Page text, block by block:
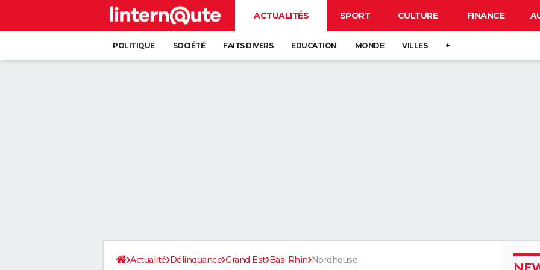
ACTUALITÉS SPORT CULTURE FINANCE
POLITIQUE SOCIÉTÉ FAITS DIVERS EDUCATION MONDE VILLES +
Actualité Délinquance Grand Est Bas-Rhin Nordhouse